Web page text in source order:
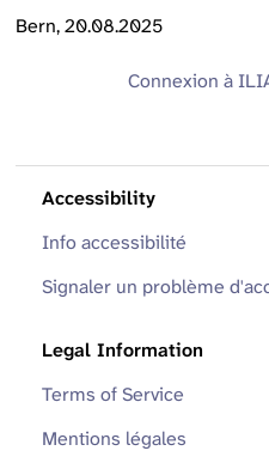
Bern, 20.08.2025
Connexion à
Accessibility
Info accessibilité
Signaler un problème
Legal Information
Terms of Service
Mentions légales